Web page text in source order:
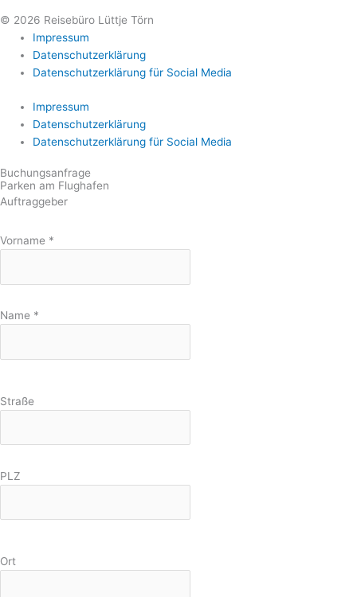
© 2026 Reisebüro Lüttje Törn
Impressum
Datenschutzerklärung
Datenschutzerklärung für Social Media
Impressum
Datenschutzerklärung
Datenschutzerklärung für Social Media
Buchungsanfrage
Parken am Flughafen
Auftraggeber
Vorname *
Name *
Straße
PLZ
Ort